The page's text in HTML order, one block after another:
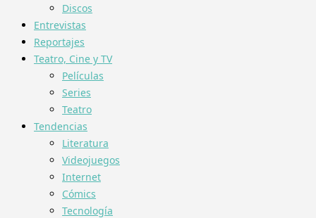
Discos
Entrevistas
Reportajes
Teatro, Cine y TV
Películas
Series
Teatro
Tendencias
Literatura
Videojuegos
Internet
Cómics
Tecnología